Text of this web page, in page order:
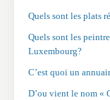
Quels sont les plats
Quels sont les
Luxembourg?
C’est quoi un
D’ou vient le nom «